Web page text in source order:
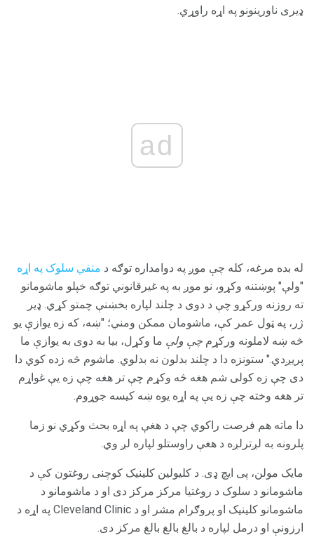
ډیری ناورینونو په اړه راوړي.
ad
له بده مرغه، کله چې موږ په دوامداره توګه د منفي سلوک په اړه
"ولې" پوښتنه وکړو، نو موږ به په غیرقانوني توګه خپلو ماشومانو
ته روزنه ورکړو چې د دوی د چلند لپاره بخښنې چمتو کړي. ډیر
ژر، په ټول عمر کې، ماشومان ممکن ومني؛ "ښه، که زه یوازې یو
څه ښه لاملونه ورکړم چې ولې ما وکړل، بیا به دوی به یوازې ما
پریږدي." ستونزه دا د چلند بدلون نه بدلوي. ماشوم څه زده کوي دا
دی چې زه کولی شم هغه څه وکړم چې تر هغه چې زه یې غواړم
تر هغه وخته چې زه یې په اړه یوه ښه کیسه جوړوم.
دا ماته هم فرصت راکوي چې د هغې په اړه بحث وکړي نو زما
پلرونه به لږترلږه د هغې راوستلو لپاره لږ وي.
مایک مولن، پی ایچ ډی. د کلیولین کلینیک کوچنی روغتون کې د
ماشومانو د سلوک د روغتیا مرکز مرکز دی او د ماشومانو د
ماشومانو کلینیک او پروګرام مشر او د Cleveland Clinic په اړه د
ارزونې او درمل لپاره د بالغ بالغ بالغ مرکز دی.